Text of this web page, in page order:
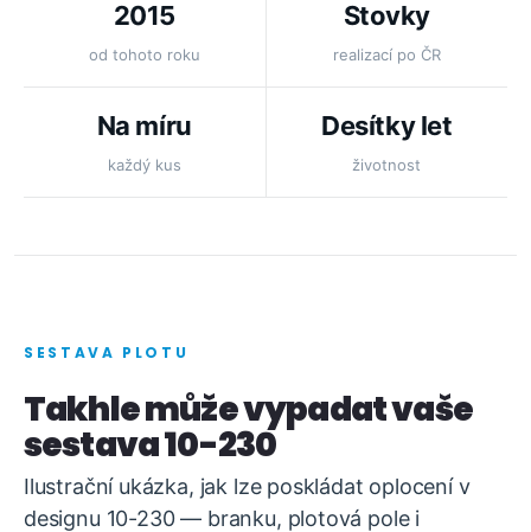
2015
od tohoto roku
Stovky
realizací po ČR
Na míru
každý kus
Desítky let
životnost
SESTAVA PLOTU
Takhle může vypadat vaše
sestava 10-230
Ilustrační ukázka, jak lze poskládat oplocení v
designu 10-230 — branku, plotová pole i